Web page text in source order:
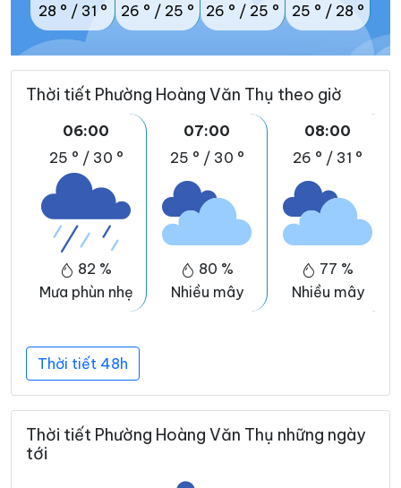
28 ° / 31 ° 26 ° / 25 ° 26 ° / 25 ° 25 ° / 28 °
Thời tiết Phường Hoàng Văn Thụ theo giờ
06:00
25 ° / 30 °
82 %
Mưa phùn nhẹ
07:00
25 ° / 30 °
80 %
Nhiều mây
08:00
26 ° / 31 °
77 %
Nhiều mây
Thời tiết 48h
Thời tiết Phường Hoàng Văn Thụ những ngày
tới